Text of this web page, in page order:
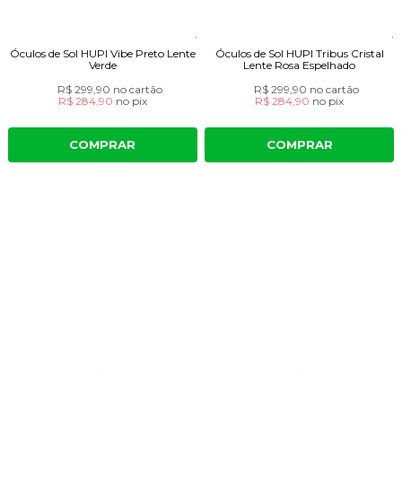
Óculos de Sol HUPI Vibe Preto Lente
Verde
R$ 299,90 no cartão
R$ 284,90 no pix
COMPRAR
Óculos de Sol HUPI Tribus Cristal
Lente Rosa Espelhado
R$ 299,90 no cartão
R$ 284,90 no pix
COMPRAR